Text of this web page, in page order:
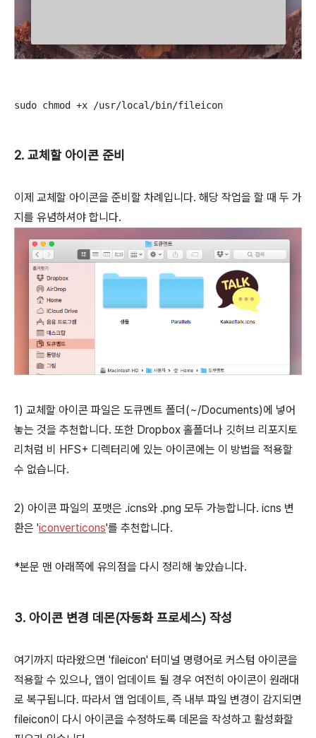
sudo chmod +x /usr/local/bin/fileicon
2. 교체할 아이콘 준비
이제 교체할 아이콘을 준비할 차례입니다. 해당 작업을 할 때 두 가
지를 유념하셔야 합니다.
1) 교체할 아이콘 파일은 도큐멘트 폴더(~/Documents)에 넣어
놓는 것을 추천합니다. 또한 Dropbox 홀폴더나 깃허브 리포지토
리처럼 비 HFS+ 디렉터리에 있는 아이콘에는 이 방법을 적용할
수 없습니다.
2) 아이콘 파일의 포맷은 .icns와 .png 모두 가능합니다. icns 변
환은 'iconverticons'를 추천합니다.
*본문 맨 아래쪽에 유의점을 다시 정리해 놓았습니다.
3. 아이콘 변경 데몬(자동화 프로세스) 작성
여기까지 따라왔으면 'fileicon' 터미널 명령어로 커스텀 아이콘을
적용할 수 있으나, 앱이 업데이트 될 경우 여전히 아이콘이 원래대
로 복구됩니다. 따라서 앱 업데이트, 즉 내부 파일 변경이 감지되면
fileicon이 다시 아이콘을 수정하도록 데몬을 작성하고 활성화할